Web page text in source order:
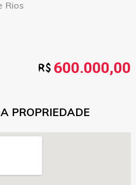
Rios
600.000,00
PROPRIEDADE